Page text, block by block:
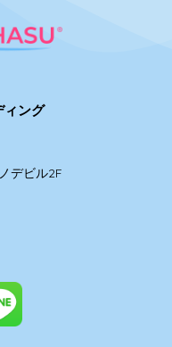
ィング
デビル2F